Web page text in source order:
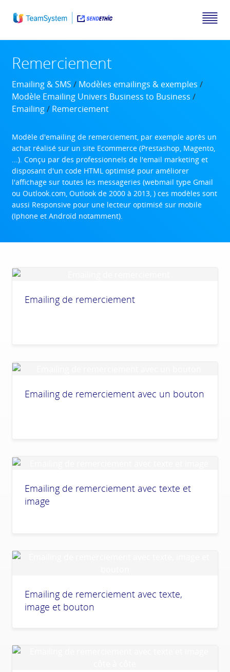
Remerciement
Emailing & SMS / Modèles emailings & exemples /
Modèle Emailing Univers Business to Business /
Emailing/ Remerciement
Modèle d'emailing de remerciement, par exemple après un
achat réalisé sur un site Ecommerce (Prestashop, Magento,
...). Conçu par des professionnels de l'email marketing et
disposant d'un code HTML optimisé pour améliorer
l'affichage sur toutes les messageries (webmail type Gmail
ou Outlook.com, Outlook de 2000 à 2013, ) ces modèles sont
aussi Responsive pour une lecteur optimisé sur mobile
(Iphone et Androïd notamment).
Emailing de remerciement
Emailing de remerciement avec un bouton
Emailing de remerciement avec texte et
image
Emailing de remerciement avec texte,
image et bouton